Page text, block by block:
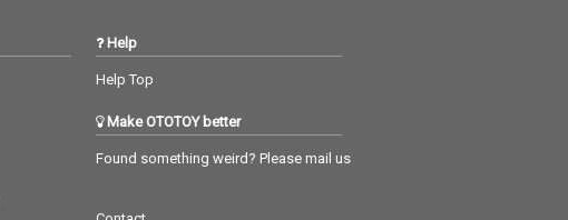
Help
Help Top
Make OTOTOY better
Found something weird? Please mail us